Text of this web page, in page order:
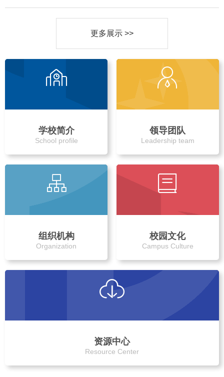
更多展示 >>
学校简介
School profile
领导团队
Leadership team
组织机构
Organization
校园文化
Campus Culture
资源中心
Resource Center